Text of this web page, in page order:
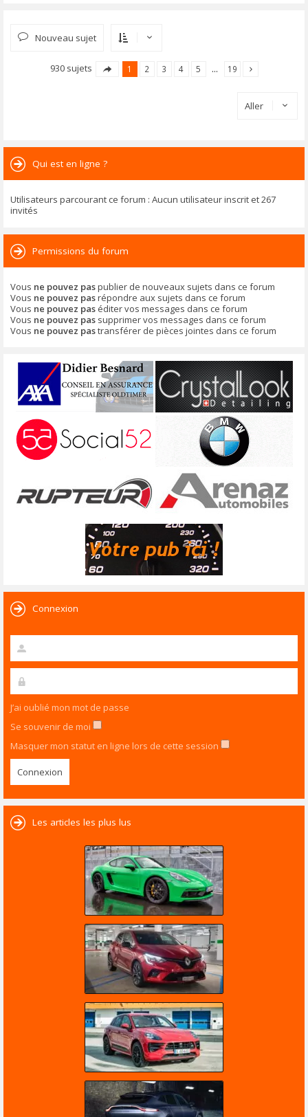
Nouveau sujet
930 sujets 1 2 3 4 5 … 19
Aller
Qui est en ligne ?
Utilisateurs parcourant ce forum : Aucun utilisateur inscrit et 267
invités
Permissions du forum
Vous ne pouvez paspublier de nouveaux sujets dans ce forum
Vous ne pouvez pasrépondre aux sujets dans ce forum
Vous ne pouvez pas éditer vos messages dans ce forum
Vous ne pouvez pas supprimer vos messages dans ce forum
Vous ne pouvez pastransférer de pièces jointes dans ce forum
Connexion
J’ai oublié mon mot de passe
Se souvenir de moi
Masquer mon statut en ligne lors de cette session
Les articles les plus lus